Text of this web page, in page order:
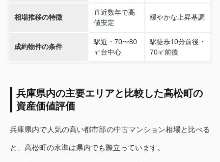
相場推移の特徴
直近数年で高
値安定
緩やかな上昇基調
成約物件の条件
駅近・70〜80
㎡台中心
駅徒歩10分前後・
70㎡前後
兵庫県内の主要エリアと比較した高松町の
資産価値評価
兵庫県内で人気の高い都市部の中古マンション相場と比べる
と、高松町の水準は県内でも際立っています。